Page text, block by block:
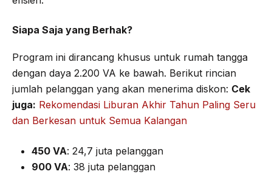
Siapa Saja yang Berhak?
Program ini dirancang khusus untuk rumah tangga
dengan daya 2.200 VA ke bawah. Berikut rincian
jumlah pelanggan yang akan menerima diskon: Cek
juga: Rekomendasi Liburan Akhir Tahun Paling Seru
dan Berkesan untuk Semua Kalangan
450 VA: 24,7 juta pelanggan
900 VA: 38 juta pelanggan